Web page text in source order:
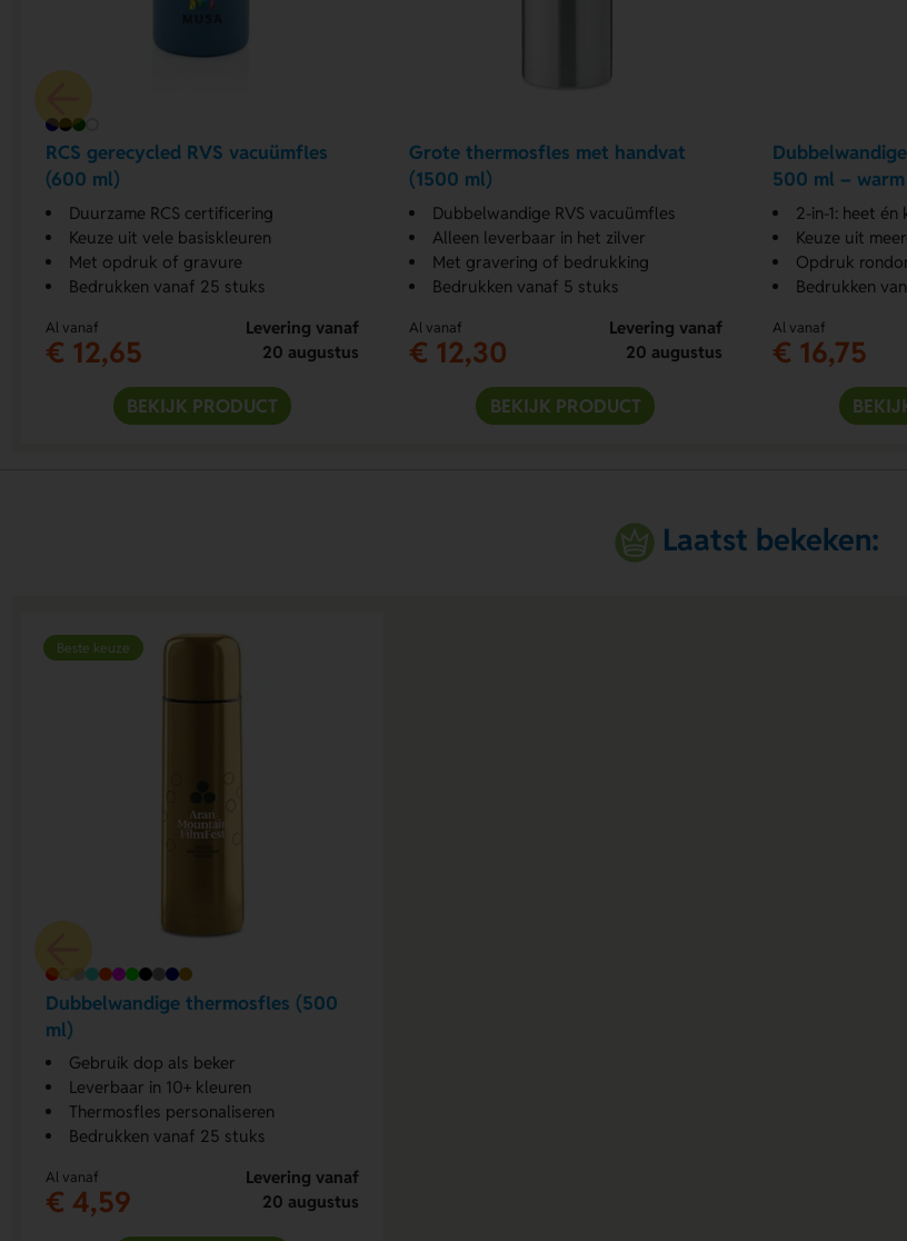
RCS gerecycled RVS vacuümfles
(600 ml)
Duurzame RCS certificering
Keuze uit vele basiskleuren
Met opdruk of gravure
Bedrukken vanaf 25 stuks
Al vanaf
€ 12,65
Levering vanaf
20 augustus
BEKIJK PRODUCT
Grote thermosfles met handvat
(1500 ml)
Dubbelwandige RVS vacuümfles
Alleen leverbaar in het zilver
Met gravering of bedrukking
Bedrukken vanaf 5 stuks
Al vanaf
€ 12,30
Levering vanaf
20 augustus
BEKIJK PRODUCT
500 ml –
2-in-1: heet
Keuze uit
Opdruk
Bedrukken
Al vanaf
€ 16,75
Laatst bekeken:
Beste keuze
Dubbelwandige thermosfles (500
ml)
Gebruik dop als beker
Leverbaar in 10+ kleuren
Thermosfles personaliseren
Bedrukken vanaf 25 stuks
Al vanaf
€ 4,59
Levering vanaf
20 augustus